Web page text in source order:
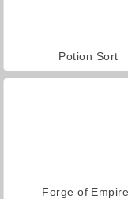
Potion Sort
Forge of